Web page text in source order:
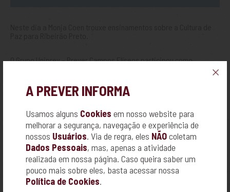
A PREVER INFORMA
Usamos alguns Cookies em nosso website para
melhorar a segurança, navegação e experiência de
nossos Usuários. Via de regra, eles NÃOcoletam
Dados Pessoais, mas, apenas a atividade
realizada em nossa página. Caso queira saber um
pouco mais sobre eles, basta acessar nossa
Política de Cookies.
O Grupo Uniprev – Prever Campos Elíseos participou como
figura budista de maior destaque hoje na América Latina, a Monja
Coen traz seu conhecimento a Ribeirão Preto em palestra que
ocorrerá no dia 08 de junho próximo.
Com o objetivo de despertar reflexões e o autoconhecimento, o
encontro também abordará a transformação de consciência que
é necessária para a humanidade e o poder das escolhas nessa
mudança.